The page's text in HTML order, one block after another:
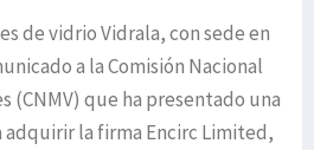
de vidrio Vidrala, con sede en
a la Comisión Nacional
(CNMV) que ha presentado una
la firma Encirc Limited,